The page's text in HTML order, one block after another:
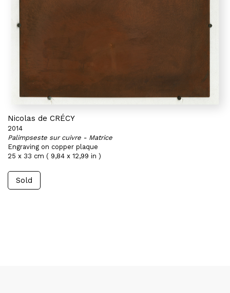
Nicolas de CRÉCY
2014
Palimpseste sur cuivre - Matrice
Engraving on copper plaque
25 x 33 cm ( 9,84 x 12,99 in )
Sold